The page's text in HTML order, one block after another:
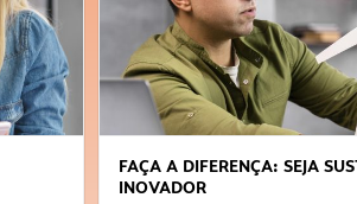
FAÇA A DIFERENÇA: SEJA
INOVADOR